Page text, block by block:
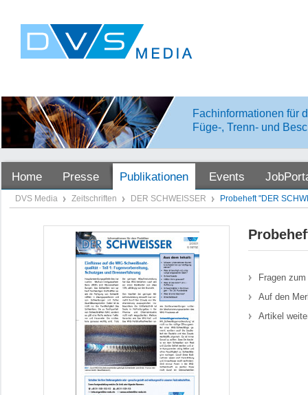
Fachinformationen für
Füge-, Trenn- und
Home Presse Publikationen Events
DVS Media Zeitschriften DER SCHWEISSER Probeheft "DER
Fragen
Auf den
Artikel